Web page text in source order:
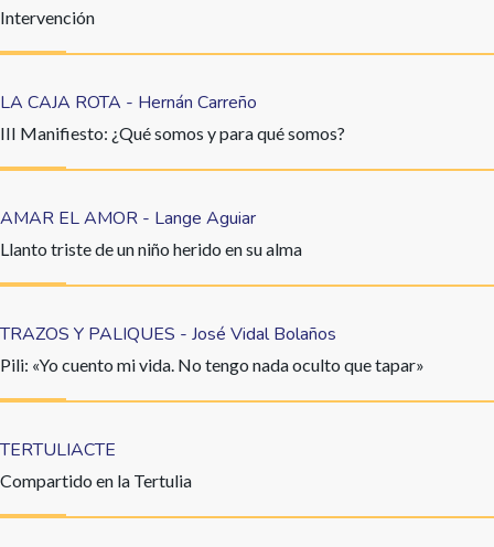
Intervención
LA CAJA ROTA - Hernán Carreño
III Manifiesto: ¿Qué somos y para qué somos?
AMAR EL AMOR - Lange Aguiar
Llanto triste de un niño herido en su alma
TRAZOS Y PALIQUES - José Vidal Bolaños
Pili: «Yo cuento mi vida. No tengo nada oculto que tapar»
TERTULIACTE
Compartido en la Tertulia